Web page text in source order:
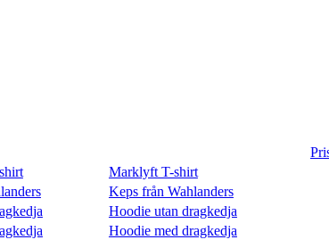
Marklyft T-shirt
Keps från Wahlanders
Hoodie utan dragkedja
Hoodie med dragkedja